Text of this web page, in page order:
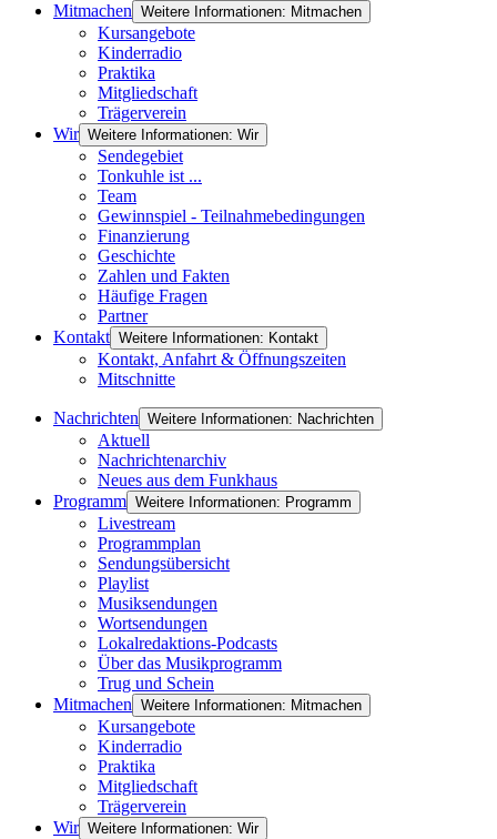
Mitmachen Weitere Informationen: Mitmachen
Kursangebote
Kinderradio
Praktika
Mitgliedschaft
Trägerverein
Wir Weitere Informationen: Wir
Sendegebiet
Tonkuhle ist ...
Team
Gewinnspiel - Teilnahmebedingungen
Finanzierung
Geschichte
Zahlen und Fakten
Häufige Fragen
Partner
Kontakt Weitere Informationen: Kontakt
Kontakt, Anfahrt & Öffnungszeiten
Mitschnitte
Nachrichten Weitere Informationen: Nachrichten
Aktuell
Nachrichtenarchiv
Neues aus dem Funkhaus
Programm Weitere Informationen: Programm
Livestream
Programmplan
Sendungsübersicht
Playlist
Musiksendungen
Wortsendungen
Lokalredaktions-Podcasts
Über das Musikprogramm
Trug und Schein
Mitmachen Weitere Informationen: Mitmachen
Kursangebote
Kinderradio
Praktika
Mitgliedschaft
Trägerverein
Wir Weitere Informationen: Wir